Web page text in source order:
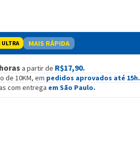
ULTRA MAIS RÁPIDA
a partir de R$17,90.
de 10KM, em pedidos aprovados até 15h.
com entrega em São Paulo.